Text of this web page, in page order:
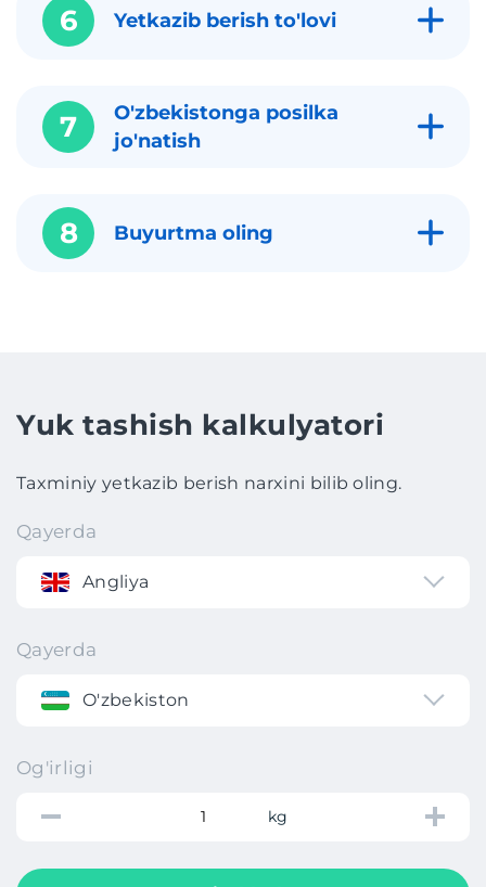
6 Yetkazib berish to'lovi
7
O'zbekistonga posilka
jo'natish
8 Buyurtma oling
Yuk tashish kalkulyatori
Taxminiy yetkazib berish narxini bilib oling.
Qayerda
Angliya
Qayerda
O'zbekiston
Og'irligi
kg